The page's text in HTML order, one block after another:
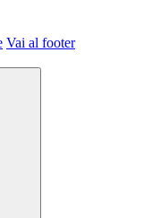
Vai al footer